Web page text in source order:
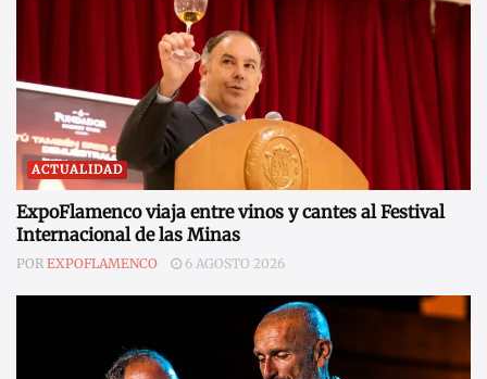
ACTUALIDAD
ExpoFlamenco viaja entre vinos y cantes al Festival
Internacional de las Minas
POR EXPOFLAMENCO 6 AGOSTO 2026